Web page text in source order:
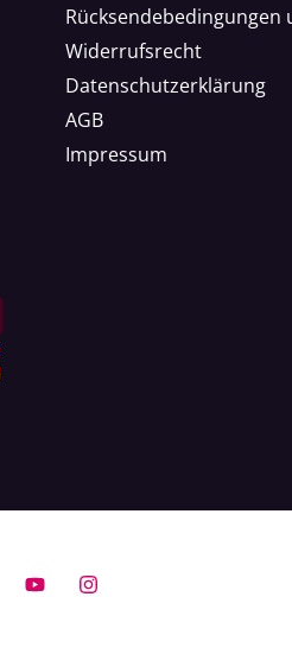
Rücksendebedingungen
Widerrufsrecht
Datenschutzerklärung
AGB
Impressum